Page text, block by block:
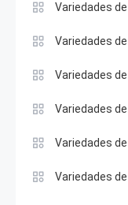
Variedades
Variedades
Variedades
Variedades
Variedades
Variedades